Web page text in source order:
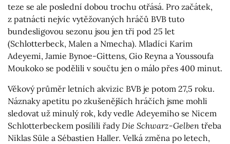
teze se ale poslední dobou trochu otřásá. Pro začátek,
z patnácti nejvíc vytěžovaných hráčů BVB tuto
bundesligovou sezonu jsou jen tři pod 25 let
(Schlotterbeck, Malen a Nmecha). Mladíci Karim
Adeyemi, Jamie Bynoe-Gittens, Gio Reyna a Youssoufa
Moukoko se podělili v součtu jen o málo přes 400 minut.
Věkový průměr letních akvizic BVB je potom 27,5 roku.
Náznaky apetitu po zkušenějších hráčích jsme mohli
sledovat už minulý rok, kdy vedle Adeyemiho se Nicem
Schlotterbeckem posílili řady Die Schwarz-Gelben třeba
Niklas Süle a Sébastien Haller. Velká změna po letech,